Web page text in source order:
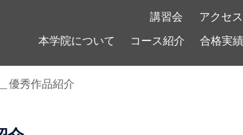
講習会 アクセス
本学院について コース紹介 合格実績
優秀作品紹介